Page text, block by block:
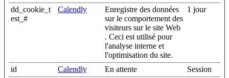
dd_cookie_t
est_#
Calendly
Enregistre des données
sur le comportement des
visiteurs sur le site Web
. Ceci est utilisé pour
l'analyse interne et
l'optimisation du site.
1 jour
id Calendly En attente
Session